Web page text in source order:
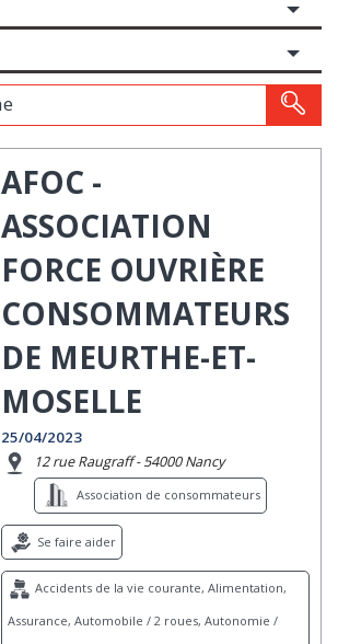
AFOC -
ASSOCIATION
FORCE OUVRIÈRE
CONSOMMATEURS
DE MEURTHE-ET-
MOSELLE
25/04/2023
12 rue Raugraff - 54000 Nancy
Association de consommateurs
Se faire aider
Accidents de la vie courante, Alimentation,
Assurance, Automobile / 2 roues, Autonomie /